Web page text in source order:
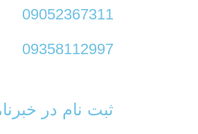
09052367311
09358112997
ثبت نام در